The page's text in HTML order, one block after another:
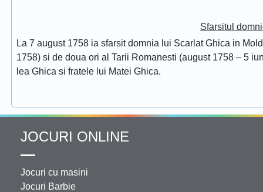
Sfarsitul
La 7 august 1758 ia sfarsit domnia lui Scarlat Ghica in
1758) si de doua ori al Tarii Romanesti (august 1758 – 5
lea Ghica si fratele lui Matei Ghica.
JOCURI ONLINE
Jocuri cu masini
Jocuri Barbie